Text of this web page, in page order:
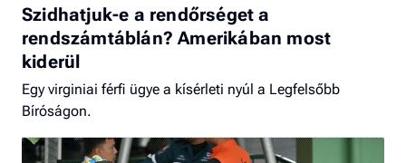
Szidhatjuk-e a rendőrséget a
rendszámtáblán? Amerikában most
kiderül
Egy virginiai férfi ügye a kísérleti nyúl a Legfelsőbb
Bíróságon.